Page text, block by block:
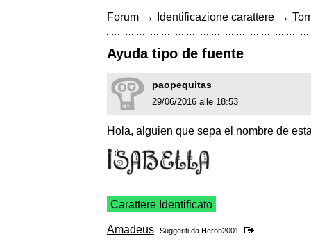
Forum → Identificazione carattere →
Ayuda tipo de fuente
paopequitas
29/06/2016 alle 18:53
Hola, alguien que sepa el nombre de
Carattere Identificato
Amadeus Suggeriti da Heron2001